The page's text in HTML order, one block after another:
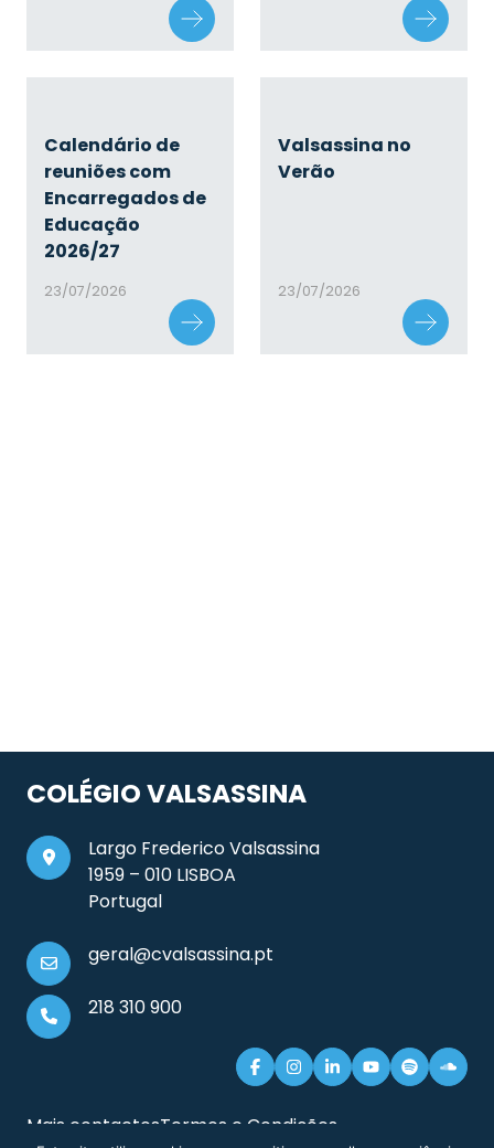
Calendário de
reuniões com
Encarregados de
Educação
2026/27
23/07/2026
Valsassina no
Verão
23/07/2026
COLÉGIO VALSASSINA
Largo Frederico Valsassina
1959 – 010 LISBOA
Portugal
geral@cvalsassina.pt
218 310 900
Mais contactosTermos e Condições